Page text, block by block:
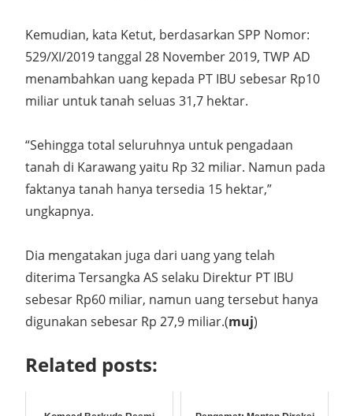
Kemudian, kata Ketut, berdasarkan SPP Nomor:
529/XI/2019 tanggal 28 November 2019, TWP AD
menambahkan uang kepada PT IBU sebesar Rp10
miliar untuk tanah seluas 31,7 hektar.
“Sehingga total seluruhnya untuk pengadaan
tanah di Karawang yaitu Rp 32 miliar. Namun pada
faktanya tanah hanya tersedia 15 hektar,”
ungkapnya.
Dia mengatakan juga dari uang yang telah
diterima Tersangka AS selaku Direktur PT IBU
sebesar Rp60 miliar, namun uang tersebut hanya
digunakan sebesar Rp 27,9 miliar.(muj)
Related posts: